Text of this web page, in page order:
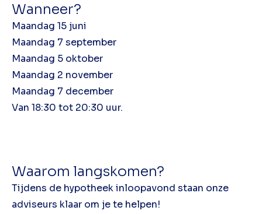
Wanneer?
Maandag 15 juni
Maandag 7 september
Maandag 5 oktober
Maandag 2 november
Maandag 7 december
Van 18:30 tot 20:30 uur.
Waarom langskomen?
Tijdens de hypotheek inloopavond staan onze
adviseurs klaar om je te helpen!